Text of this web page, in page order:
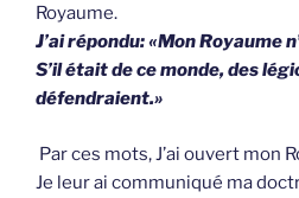
Royaume.
J’ai répondu:«Mon Royaume
S’il était de ce monde, des
défendraient.»
Par ces mots, J’ai ouvert mon
Je leur ai communiqué ma